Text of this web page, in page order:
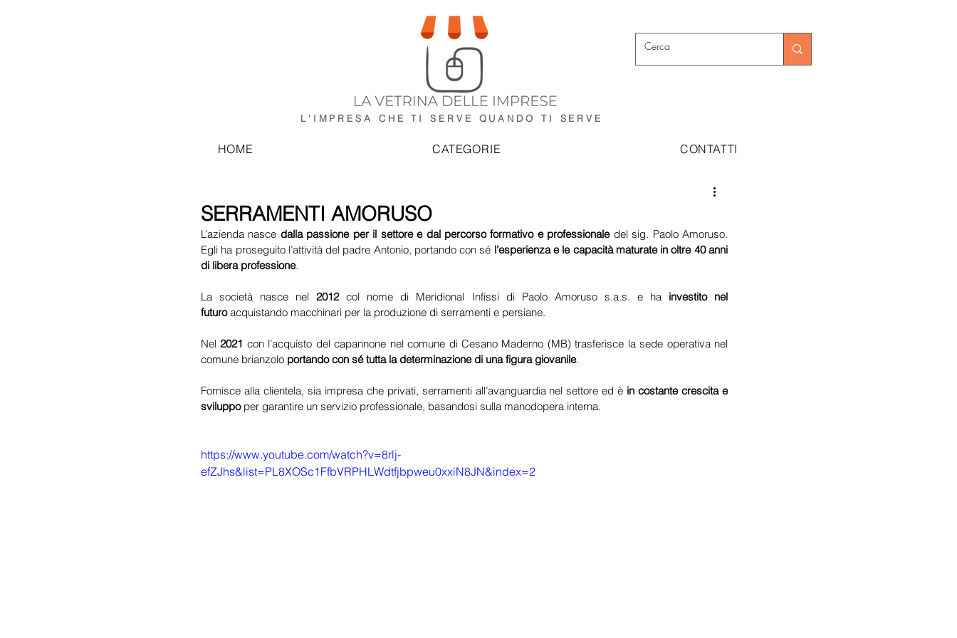
L'IMPRESA CHE TI SERVE QUANDO TI SERVE
HOME CATEGORIE CONTATTI
SERRAMENTI AMORUSO
L’azienda nasce dalla passione per il settore e dal percorso formativo e professionale del sig. Paolo Amoruso.
Egli ha proseguito l’attività del padre Antonio, portando con sé l’esperienza e le capacità maturate in oltre 40 anni
di libera professione.
La società nasce nel 2012 col nome di Meridional Infissi di Paolo Amoruso s.a.s. e ha investito nel
futuro acquistando macchinari per la produzione di serramenti e persiane.
Nel 2021 con l’acquisto del capannone nel comune di Cesano Maderno (MB) trasferisce la sede operativa nel
comune brianzolo portando con sé tutta la determinazione di una figura giovanile.
Fornisce alla clientela, sia impresa che privati, serramenti all’avanguardia nel settore ed è in costante crescita e
sviluppo per garantire un servizio professionale, basandosi sulla manodopera interna.
https://www.youtube.com/watch?v=8rlj-
efZJhs&list=PL8XOSc1FfbVRPHLWdtfjbpweu0xxiN8JN&index=2